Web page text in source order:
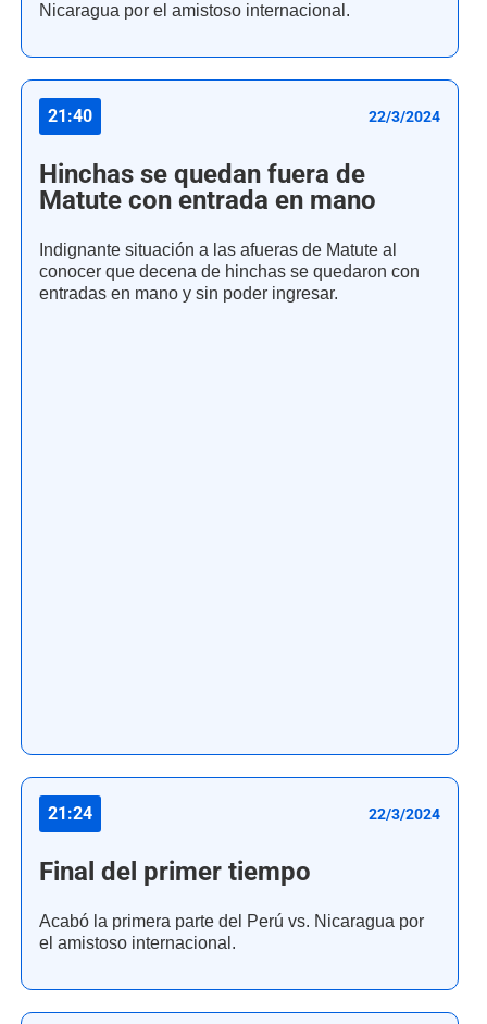
Nicaragua por el amistoso internacional.
21:40 22/3/2024
Hinchas se quedan fuera de
Matute con entrada en mano
Indignante situación a las afueras de Matute al
conocer que decena de hinchas se quedaron con
entradas en mano y sin poder ingresar.
21:24 22/3/2024
Final del primer tiempo
Acabó la primera parte del Perú vs. Nicaragua por
el amistoso internacional.